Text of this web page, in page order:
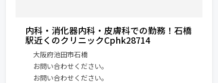
内科・消化器内科・皮膚科での勤務！石橋
駅近くのクリニックCphk28714
大阪府池田市石橋
お問い合わせください。
お問い合わせください。